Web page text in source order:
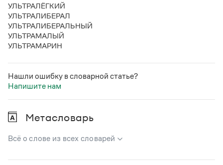
УЛЬТРАЛЁГКИЙ
УЛЬТРАЛИБЕРАЛ
УЛЬТРАЛИБЕРАЛЬНЫЙ
УЛЬТРАМАЛЫЙ
УЛЬТРАМАРИН
Нашли ошибку в словарной статье?
Напишите нам
Метасловарь
Всё о слове из всех словарей
В метасловаре Грамоты в удобном виде собрана вся